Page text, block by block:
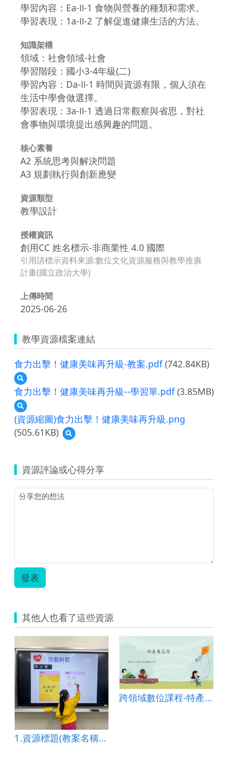
學習內容：Ea-Ⅱ-1 食物與營養的種類和需求。
學習表現：1a-Ⅱ-2 了解促進健康生活的方法。
知識架構
領域：社會領域-社會
學習階段：國小3-4年級(二)
學習內容：Da-Ⅱ-1 時間與資源有限，個人須在
生活中學會做選擇。
學習表現：3a-Ⅱ-1 透過日常觀察與省思，對社
會事物與環境提出感興趣的問題。
核心素養
A2 系統思考與解決問題
A3 規劃執行與創新應變
資源類型
教學設計
授權資訊
創用CC 姓名標示-非商業性 4.0 國際
引用請標示資料來源:數位文化資源服務與教學推廣
計畫(國立政治大學)
上傳時間
2025-06-26
教學資源檔案連結
食力出擊！健康美味再升級-教案.pdf(742.84KB)
預
覽
食
力
出
擊！
健
味
再
級-
食力出擊！健康美味再升級--學習單.pdf(3.85MB)
預
覽
食
力
健
康
美
味
再
(資源縮圖)食力出擊！健康美味再升級.png
(505.61KB)
預
覽
縮
圖)
食
資源評論或心得分享
發表
其他人也看了這些資源
1.資源標題(教案名稱) 走進阿朗壹古道
跨領域數位課程-特產萬花筒